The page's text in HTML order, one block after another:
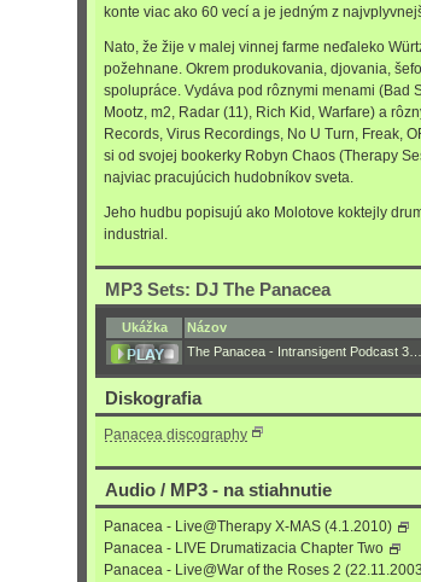
konte viac ako 60 vecí a je jedným z
Nato, že žije v malej vinnej farme neďaleko
požehnane. Okrem produkovania, djovania,
spolupráce. Vydáva pod rôznymi menami (Bad
Mootz, m2, Radar (11), Rich Kid, Warfare) a
Records, Virus Recordings, No U Turn, Freak,
si od svojej bookerky Robyn Chaos (Therapy
najviac pracujúcich hudobníkov sveta.
Jeho hudbu popisujú ako Molotove koktejly
industrial.
MP3 Sets: DJ The Panacea
Ukážka Názov
The Panacea - Intransigent Podcast 3…
Diskografia
Panacea discography
Audio / MP3 - na stiahnutie
Panacea - Live@Therapy X-MAS (4.1.2010)
Panacea - LIVE Drumatizacia Chapter Two
Panacea - Live@War of the Roses 2